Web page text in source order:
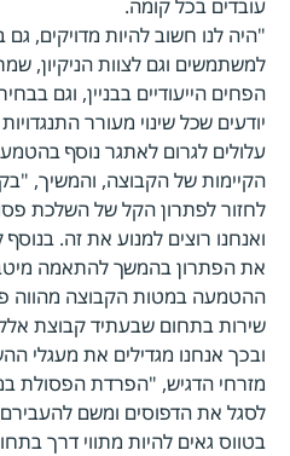
עובדים בכל קומה.
"היה לנו חשוב להיות מדויקים,
למשתמשים וגם לצוות הניקיון,
הפחים הייעודיים בבניין, וגם
יודעים שכל שינוי מעורר
עלולים לגרום לאתגר נוסף
הקיימות של הקבוצה, והמשיך,
לחזור לפתרון הקל של השלכת
ואנחנו רוצים למנוע את זה. בנוסף
את הפתרון בהמשך להתאמה
ההטמעה במטות הקבוצה מהווה
ובכך אנחנו מגדילים את מעגלי
מזרחי הדגיש, "הפרדת הפסולת
לסגל את הדפוסים ומשם
בטווס גאים להיות מתווי דרך